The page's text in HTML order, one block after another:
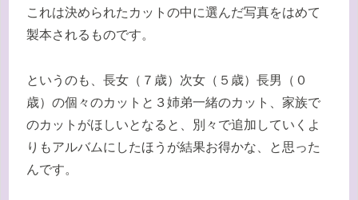
これは決められたカットの中に選んだ写真をはめて
製本されるものです。
というのも、長女（７歳）次女（５歳）長男（０
歳）の個々のカットと３姉弟一緒のカット、家族で
のカットがほしいとなると、別々で追加していくよ
りもアルバムにしたほうが結果お得かな、と思った
んです。